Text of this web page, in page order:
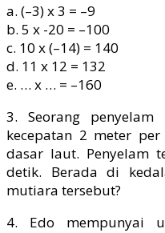
a. (–3) x 3 = –9
b. 5 x -20 = –100
c. 10 x (–14) = 140
d. 11 x 12 = 132
e. … x … = –160
3. Seorang
kecepatan 2 meter
dasar laut. Penyelam
detik. Berada di
mutiara tersebut?
4. Edo mempunyai